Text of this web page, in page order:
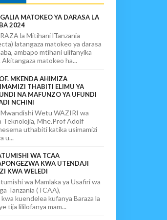
MATOKEO YA DARASA LA
2024
la Mitihani lTanzania
latangaza matokeo ya darasa
ambapo mtihani ulifanyika
matokeo ha...
MKENDA AHIMIZA
THABITI ELIMU YA
NA MAFUNZO YA UFUNDI
NCHINI
Mwandishi Wetu WAZIRI wa
Teknolojia, Mhe.Prof Adolf
uthabiti katika usimamizi
u...
WA TCAA
KWA UTENDAJI
KWA WELEDI
wa Mamlaka ya Usafiri wa
Tanzania (TCAA),
kuendelea kufanya Baraza la
tija lililofanya mam...